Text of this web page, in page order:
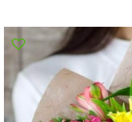
Ровно
Сумы
Харьков
Херсон